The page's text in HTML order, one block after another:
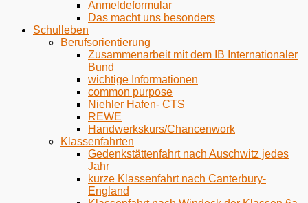
Anmeldeformular
Das macht uns besonders
Schulleben
Berufsorientierung
Zusammenarbeit mit dem IB Internationaler
Bund
wichtige Informationen
common purpose
Niehler Hafen- CTS
REWE
Handwerkskurs/Chancenwork
Klassenfahrten
Gedenkstättenfahrt nach Auschwitz jedes
Jahr
kurze Klassenfahrt nach Canterbury-
England